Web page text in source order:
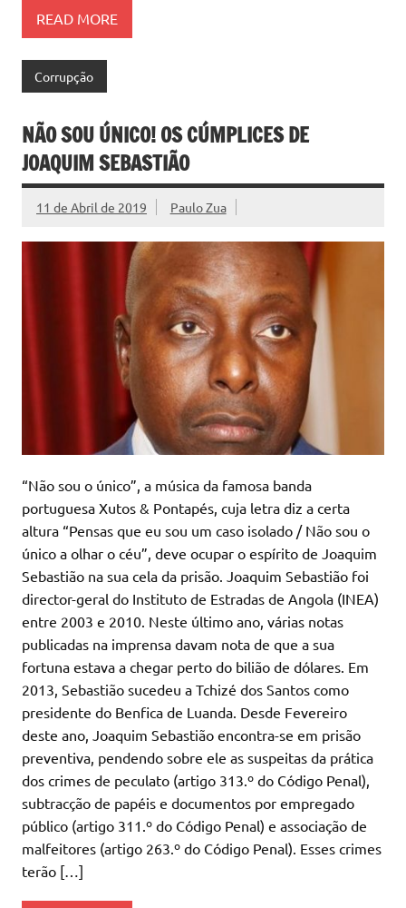
READ MORE
Corrupção
NÃO SOU ÚNICO! OS CÚMPLICES DE
JOAQUIM SEBASTIÃO
11 de Abril de 2019 Paulo Zua
“Não sou o único”, a música da famosa banda
portuguesa Xutos & Pontapés, cuja letra diz a certa
altura “Pensas que eu sou um caso isolado / Não sou o
único a olhar o céu”, deve ocupar o espírito de Joaquim
Sebastião na sua cela da prisão. Joaquim Sebastião foi
director-geral do Instituto de Estradas de Angola (INEA)
entre 2003 e 2010. Neste último ano, várias notas
publicadas na imprensa davam nota de que a sua
fortuna estava a chegar perto do bilião de dólares. Em
2013, Sebastião sucedeu a Tchizé dos Santos como
presidente do Benfica de Luanda. Desde Fevereiro
deste ano, Joaquim Sebastião encontra-se em prisão
preventiva, pendendo sobre ele as suspeitas da prática
dos crimes de peculato (artigo 313.º do Código Penal),
subtracção de papéis e documentos por empregado
público (artigo 311.º do Código Penal) e associação de
malfeitores (artigo 263.º do Código Penal). Esses crimes
terão […]